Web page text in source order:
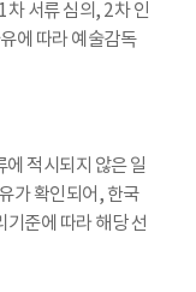
차 서류 심의, 2차 인
에 따라 예술감독
적시되지 않은 일
가 확인되어, 한국
기준에 따라 해당 선